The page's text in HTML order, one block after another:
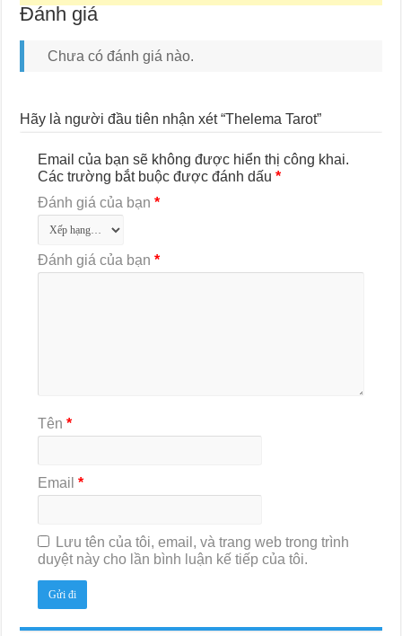
Đánh giá
Chưa có đánh giá nào.
Hãy là người đầu tiên nhận xét “Thelema Tarot”
Email của bạn sẽ không được hiển thị công khai.
Các trường bắt buộc được đánh dấu*
Đánh giá của bạn*
Đánh giá của bạn*
Tên*
Email*
Lưu tên của tôi, email, và trang web trong trình
duyệt này cho lần bình luận kế tiếp của tôi.